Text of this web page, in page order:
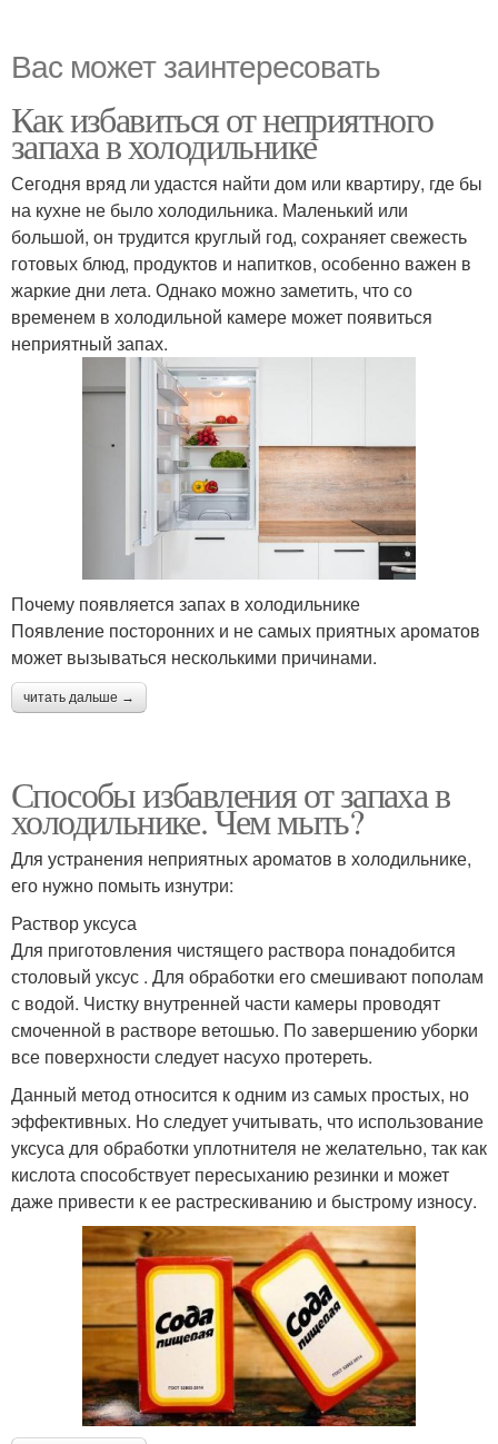
Вас может заинтересовать
Как избавиться от неприятного
запаха в холодильнике
Сегодня вряд ли удастся найти дом или квартиру, где бы
на кухне не было холодильника. Маленький или
большой, он трудится круглый год, сохраняет свежесть
готовых блюд, продуктов и напитков, особенно важен в
жаркие дни лета. Однако можно заметить, что со
временем в холодильной камере может появиться
неприятный запах.
Почему появляется запах в холодильнике
Появление посторонних и не самых приятных ароматов
может вызываться несколькими причинами.
читать дальше →
Способы избавления от запаха в
холодильнике. Чем мыть?
Для устранения неприятных ароматов в холодильнике,
его нужно помыть изнутри:
Раствор уксуса
Для приготовления чистящего раствора понадобится
столовый уксус . Для обработки его смешивают пополам
с водой. Чистку внутренней части камеры проводят
смоченной в растворе ветошью. По завершению уборки
все поверхности следует насухо протереть.
Данный метод относится к одним из самых простых, но
эффективных. Но следует учитывать, что использование
уксуса для обработки уплотнителя не желательно, так как
кислота способствует пересыханию резинки и может
даже привести к ее растрескиванию и быстрому износу.